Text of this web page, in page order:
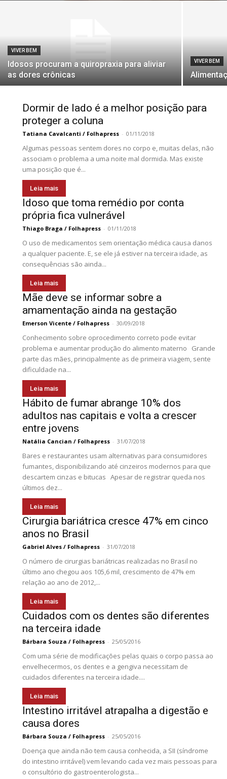
VIVER BEM
Idosos procuram a quiropraxia para aliviar
as dores crônicas
VIVER BEM
Dormir de lado é a melhor posição para
proteger a coluna
Tatiana Cavalcanti / Folhapress - 01/11/2018
Algumas pessoas sentem dores no corpo e, muitas delas, não
associam o problema a uma noite mal dormida. Mas existe
uma posição que é...
Leia mais
Idoso que toma remédio por conta
própria fica vulnerável
Thiago Braga / Folhapress - 01/11/2018
O uso de medicamentos sem orientação médica causa danos
a qualquer paciente. E, se ele já estiver na terceira idade, as
consequências são ainda...
Leia mais
Mãe deve se informar sobre a
amamentação ainda na gestação
Emerson Vicente / Folhapress - 30/09/2018
Conhecimento sobre oprocedimento correto pode evitar
problema e aumentar produção do alimento materno Grande
parte das mães, principalmente as de primeira viagem, sente
dificuldade na...
Leia mais
Hábito de fumar abrange 10% dos
adultos nas capitais e volta a crescer
entre jovens
Natália Cancian / Folhapress - 31/07/2018
Bares e restaurantes usam alternativas para consumidores
fumantes, disponibilizando até cinzeiros modernos para que
descartem cinzas e bitucas Apesar de registrar queda nos
últimos dez...
Leia mais
Cirurgia bariátrica cresce 47% em cinco
anos no Brasil
Gabriel Alves / Folhapress - 31/07/2018
O número de cirurgias bariátricas realizadas no Brasil no
último ano chegou aos 105,6 mil, crescimento de 47% em
relação ao ano de 2012,...
Leia mais
Cuidados com os dentes são diferentes
na terceira idade
Bárbara Souza / Folhapress - 25/05/2016
Com uma série de modificações pelas quais o corpo passa ao
envelhecermos, os dentes e a gengiva necessitam de
cuidados diferentes na terceira idade....
Leia mais
Intestino irritável atrapalha a digestão e
causa dores
Bárbara Souza / Folhapress - 25/05/2016
Doença que ainda não tem causa conhecida, a SII (síndrome
do intestino irritável) vem levando cada vez mais pessoas para
o consultório do gastroenterologista...